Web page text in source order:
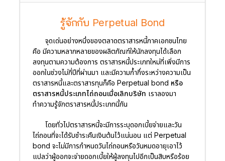
รู้จักกับ Perpetual Bond
จุดเด่นอย่างหนึ่งของตลาดตราสารหนี้ภาคเอกชนไทย
คือ มีความหลากหลายของผลิตภัณฑ์ให้นักลงทุนได้เลือก
ลงทุนตามความต้องการ ตราสารหนี้ประเภทใหม่ที่เพิ่งมีการ
ออกในช่วงไม่กี่ปีที่ผ่านมา และมีความก้ำกึ่งระหว่างความเป็น
ตราสารหนี้และตราสารทุนก็คือ Perpetual bond หรือ
ตราสารหนี้ประเภทไถ่ถอนเมื่อเลิกบริษัท เราลองมา
ทำความรู้จักตราสารหนี้ประเภทนี้กัน
โดยทั่วไปตราสารหนี้จะมีการระบุดอกเบี้ยจ่ายและวัน
ไถ่ถอนที่จะได้รับชำระคืนเงินต้นไว้แน่นอน แต่ Perpetual
bond จะไม่มีการกำหนดวันไถ่ถอนหรือวันหมดอายุเอาไว้
แปลว่าผู้ออกจะจ่ายดอกเบี้ยให้ผู้ลงทุนไปอีกเป็นสิบหรือร้อย